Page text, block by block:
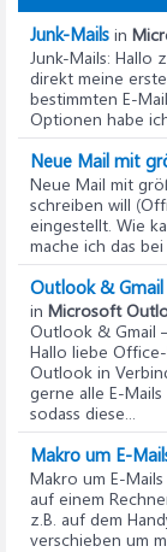
Junk-Mails in
Junk-Mails: Hallo
direkt meine
bestimmten E-
Optionen habe
Neue Mail mit
Neue Mail mit
schreiben will
eingestellt. Wie
mache ich das
Outlook & Gmail
in Microsoft
Outlook & Gmail
Hallo liebe
Outlook in
gerne alle E-
sodass diese...
Makro um E-
Makro um E-
auf einem
z.B. auf dem
verschieben um